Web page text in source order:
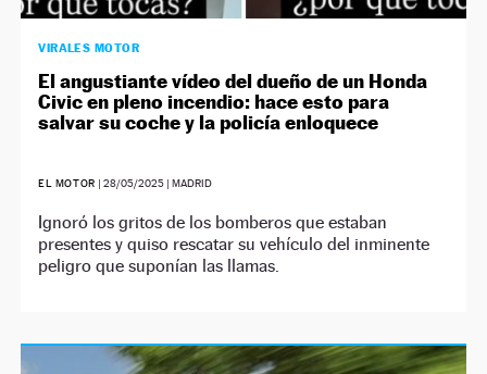
VIRALES MOTOR
El angustiante vídeo del dueño de un Honda
Civic en pleno incendio: hace esto para
salvar su coche y la policía enloquece
EL MOTOR |28/05/2025 | MADRID
Ignoró los gritos de los bomberos que estaban
presentes y quiso rescatar su vehículo del inminente
peligro que suponían las llamas.